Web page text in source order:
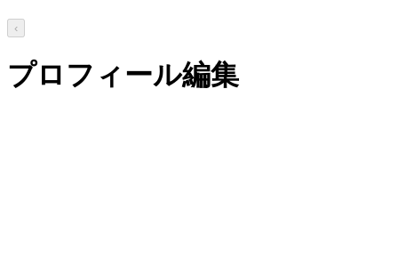
‹
プロフィール編集